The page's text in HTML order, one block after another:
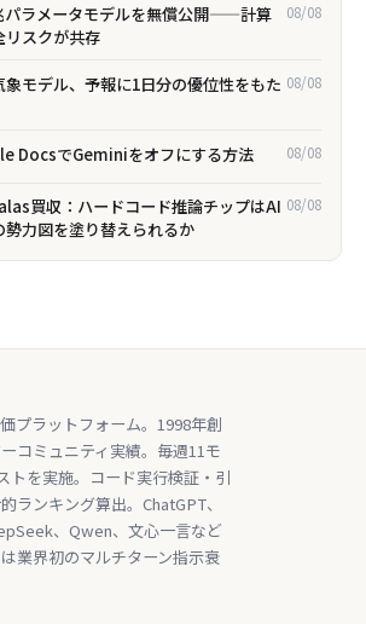
パラメータモデルを無償公開——計算
リスクが共存
08/08
モデル、予報に1日分の優位性をもた 08/08
DocsでGeminiをオフにする方法 08/08
買収：ハードコード推論チップはAI
勢力図を塗り替えられるか
08/08
プラットフォーム。1998年創
コミュニティ実績。毎週11モ
トを実施。コード実行検証・引
ランキング算出。ChatGPT、
、Qwen、文心一言など
業界初のマルチターン指示衰